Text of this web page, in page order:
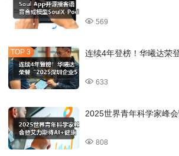
569
连续4年登榜！华曦达荣
633
2025世界青年科学家峰
808